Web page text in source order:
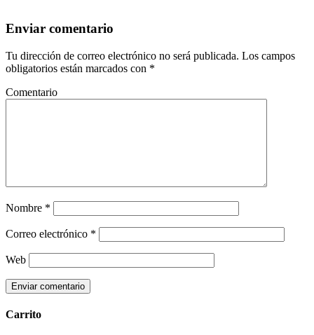
Enviar comentario
Tu dirección de correo electrónico no será publicada. Los campos
obligatorios están marcados con *
Comentario
Nombre *
Correo electrónico *
Web
Carrito